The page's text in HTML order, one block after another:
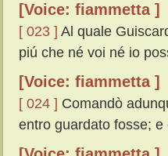
[Voice: fiammetta ]
[ 023 ] Al quale
piú che né voi né io
[Voice: fiammetta ]
[ 024 ] Comandò
entro guardato fosse;